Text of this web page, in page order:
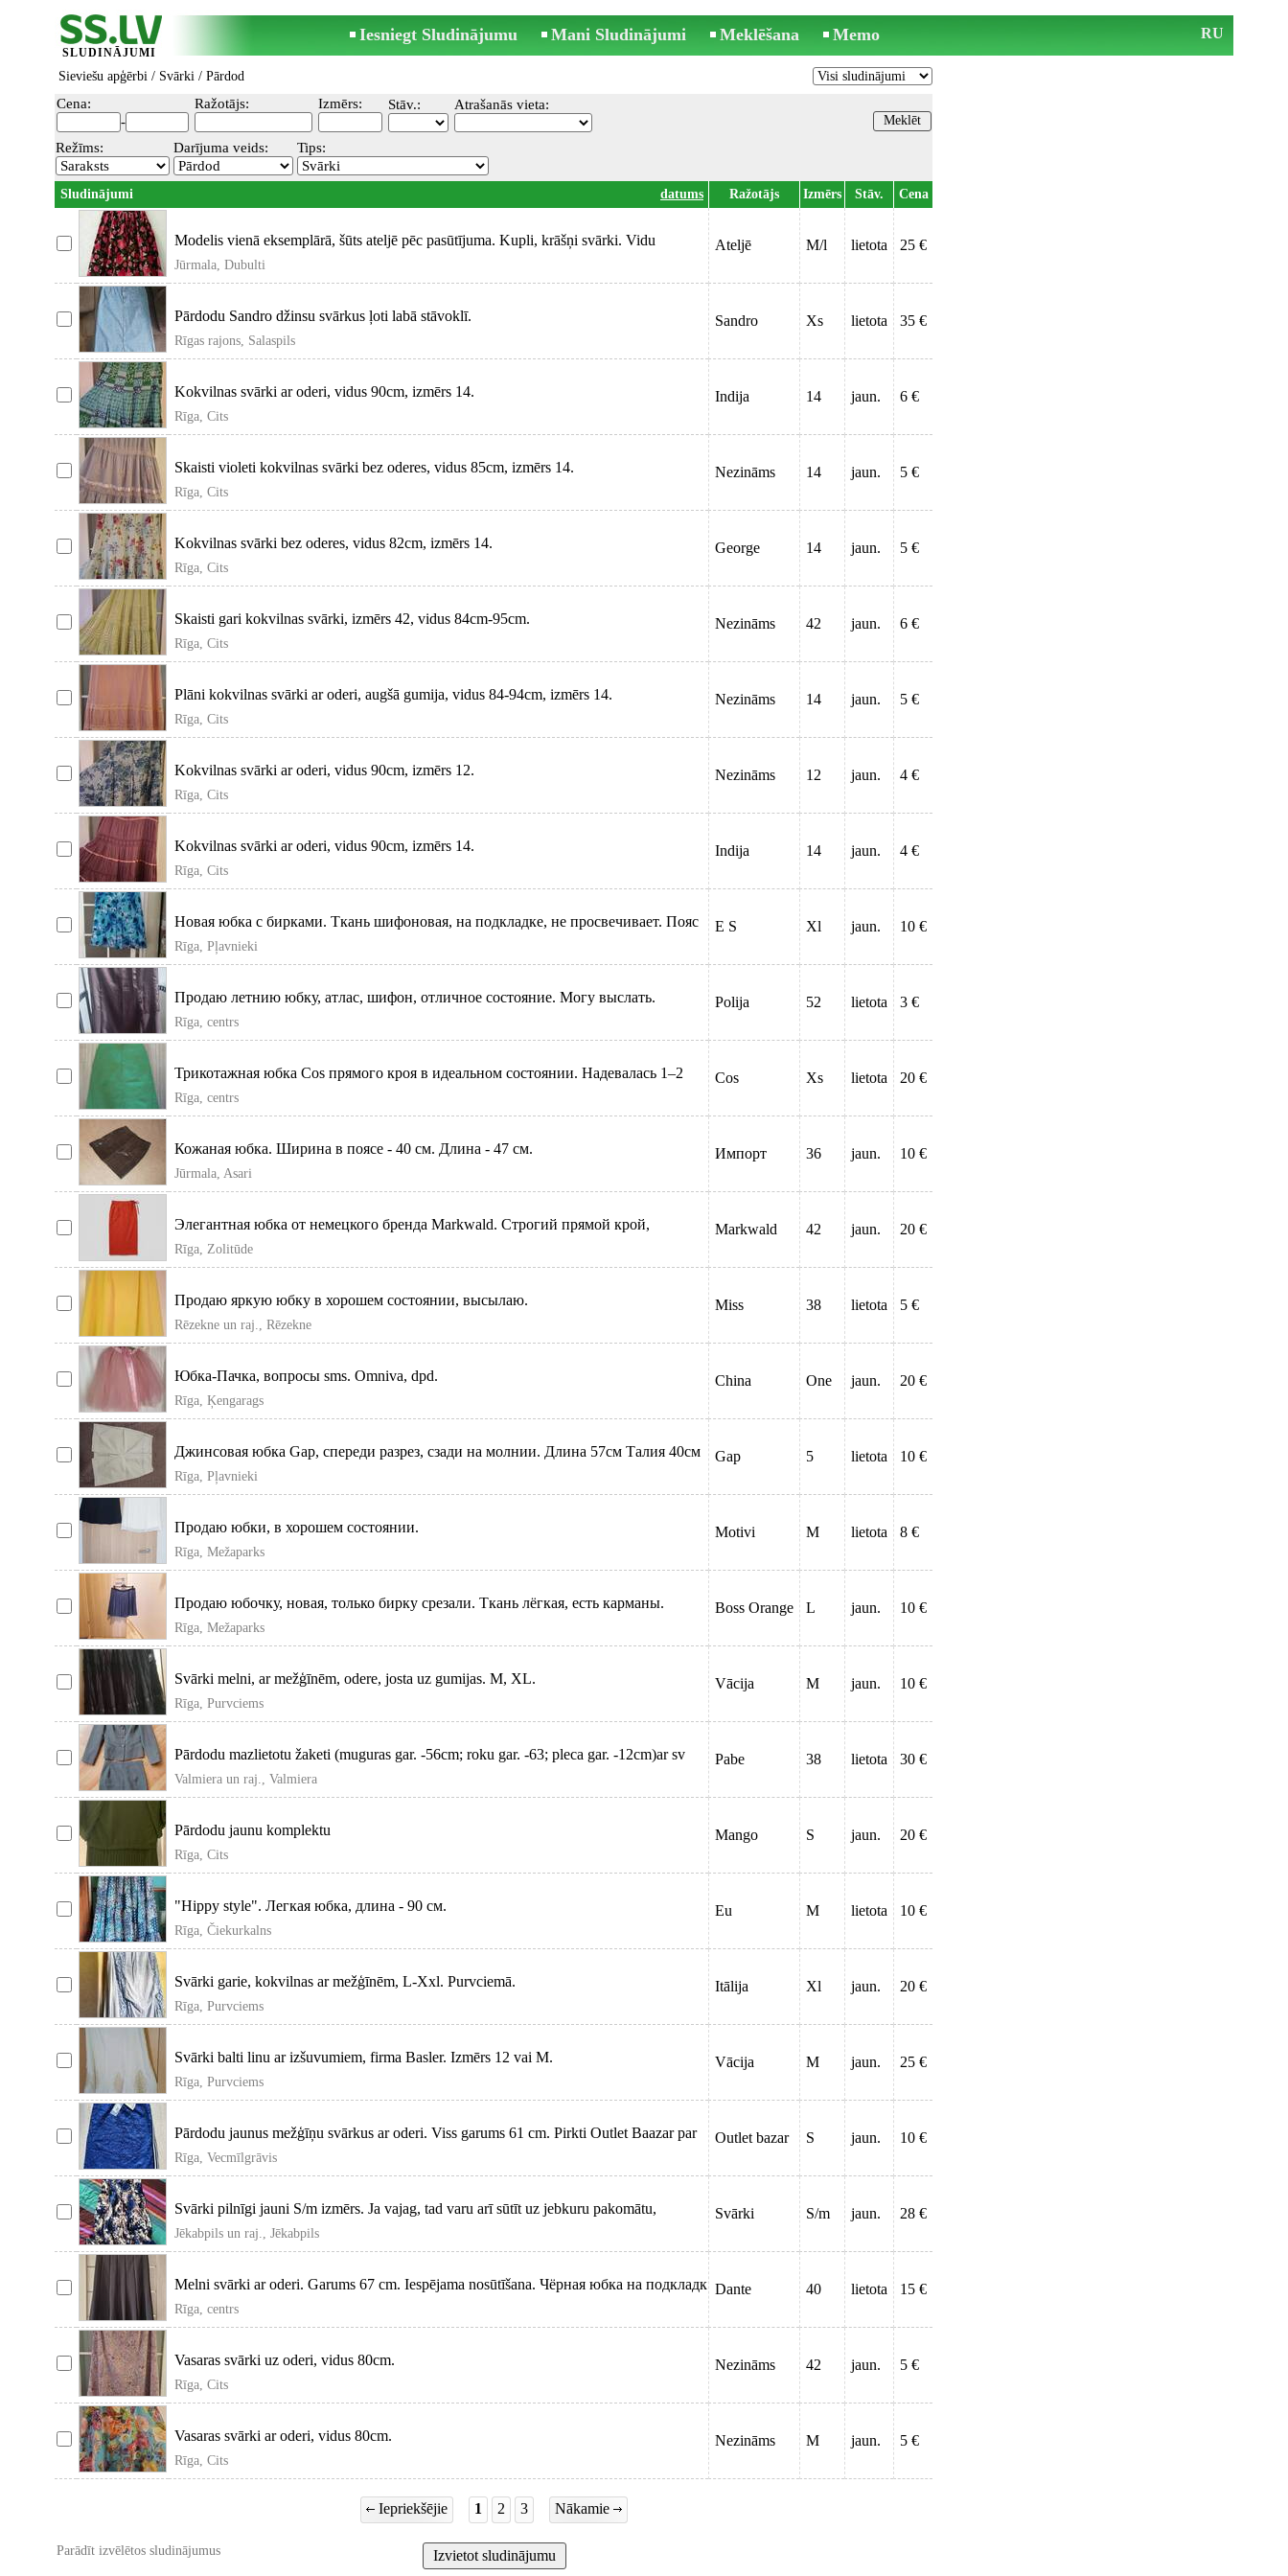
SLUDINĀJUMI
Iesniegt Sludinājumu Mani Sludinājumi Meklēšana Memo RU
Sieviešu apģērbi / Svārki / Pārdod
Cena:
-
Ražotājs: Izmērs: Stāv.: Atrašanās vieta:
Režīms: Darījuma veids: Tips:
Sludinājumi datums Ražotājs Izmērs Stāv. Cena
Modelis vienā eksemplārā, šūts ateljē pēc pasūtījuma. Kupli, krāšņi svārki. Vidu
Jūrmala, Dubulti
Ateljē M/l lietota 25 €
Pārdodu Sandro džinsu svārkus ļoti labā stāvoklī.
Rīgas rajons, Salaspils
Sandro Xs lietota 35 €
Kokvilnas svārki ar oderi, vidus 90cm, izmērs 14.
Rīga, Cits
Indija 14 jaun. 6 €
Skaisti violeti kokvilnas svārki bez oderes, vidus 85cm, izmērs 14.
Rīga, Cits
Nezināms 14 jaun. 5 €
Kokvilnas svārki bez oderes, vidus 82cm, izmērs 14.
Rīga, Cits
George 14 jaun. 5 €
Skaisti gari kokvilnas svārki, izmērs 42, vidus 84cm-95cm.
Rīga, Cits
Nezināms 42 jaun. 6 €
Plāni kokvilnas svārki ar oderi, augšā gumija, vidus 84-94cm, izmērs 14.
Rīga, Cits
Nezināms 14 jaun. 5 €
Kokvilnas svārki ar oderi, vidus 90cm, izmērs 12.
Rīga, Cits
Nezināms 12 jaun. 4 €
Kokvilnas svārki ar oderi, vidus 90cm, izmērs 14.
Rīga, Cits
Indija 14 jaun. 4 €
Новая юбка с бирками. Ткань шифоновая, на подкладке, не просвечивает. Пояс
на резинк
Rīga, Pļavnieki
Е S Xl jaun. 10 €
Продаю летнию юбку, атлас, шифон, отличное состояние. Могу выслать.
Rīga, centrs
Polija 52 lietota 3 €
Трикотажная юбка Cos прямого кроя в идеальном состоянии. Надевалась 1–2
раза. Качест
Rīga, centrs
Cos Xs lietota 20 €
Кожаная юбка. Ширина в поясе - 40 см. Длина - 47 см.
Jūrmala, Asari
Импорт 36 jaun. 10 €
Элегантная юбка от немецкого бренда Markwald. Строгий прямой крой,
дополненный лакон
Rīga, Zolitūde
Markwald 42 jaun. 20 €
Продаю яркую юбку в хорошем состоянии, высылаю.
Rēzekne un raj., Rēzekne
Miss 38 lietota 5 €
Юбка-Пачка, вопросы sms. Omniva, dpd.
Rīga, Ķengarags
China One jaun. 20 €
Джинсовая юбка Gap, спереди разрез, сзади на молнии. Длина 57см Талия 40см
Бед
Rīga, Pļavnieki
Gap 5 lietota 10 €
Продаю юбки, в хорошем состоянии.
Rīga, Mežaparks
Motivi M lietota 8 €
Продаю юбочку, новая, только бирку срезали. Ткань лёгкая, есть карманы.
Rīga, Mežaparks
Boss Orange L jaun. 10 €
Svārki melni, ar mežģīnēm, odere, josta uz gumijas. M, XL.
Rīga, Purvciems
Vācija M jaun. 10 €
Pārdodu mazlietotu žaketi (muguras gar. -56cm; roku gar. -63; pleca gar. -12cm)ar sv
Valmiera un raj., Valmiera
Pabe 38 lietota 30 €
Pārdodu jaunu komplektu
Rīga, Cits
Mango S jaun. 20 €
"Hippy style". Легкая юбка, длина - 90 см.
Rīga, Čiekurkalns
Eu M lietota 10 €
Svārki garie, kokvilnas ar mežģīnēm, L-Xxl. Purvciemā.
Rīga, Purvciems
Itālija Xl jaun. 20 €
Svārki balti linu ar izšuvumiem, firma Basler. Izmērs 12 vai M.
Rīga, Purvciems
Vācija M jaun. 25 €
Pārdodu jaunus mežģīņu svārkus ar oderi. Viss garums 61 cm. Pirkti Outlet Baazar par
Rīga, Vecmīlgrāvis
Outlet bazar S jaun. 10 €
Svārki pilnīgi jauni S/m izmērs. Ja vajag, tad varu arī sūtīt uz jebkuru pakomātu,
Jēkabpils un raj., Jēkabpils
Svārki S/m jaun. 28 €
Melni svārki ar oderi. Garums 67 cm. Iespējama nosūtīšana. Чёрная юбка на подкладк
Rīga, centrs
Dante 40 lietota 15 €
Vasaras svārki uz oderi, vidus 80cm.
Rīga, Cits
Nezināms 42 jaun. 5 €
Vasaras svārki ar oderi, vidus 80cm.
Rīga, Cits
Nezināms M jaun. 5 €
Iepriekšējie 1 2 3 Nākamie
Parādīt izvēlētos sludinājumus